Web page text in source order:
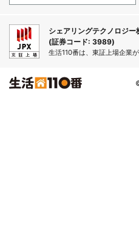
シェアリングテクノロジー
(証券コード: 3989)
生活110番は、東証上場企業